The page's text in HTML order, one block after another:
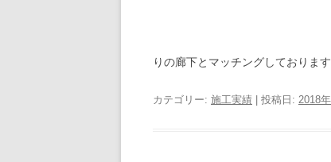
りの廊下とマッチングしております
カテゴリー: 施工実績 | 投稿日: 2018